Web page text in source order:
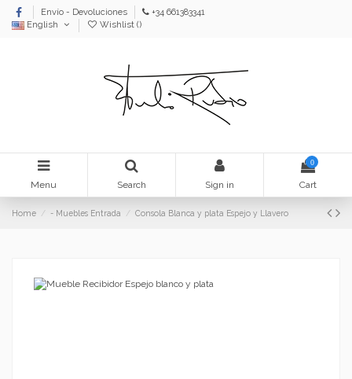
Envío - Devoluciones
+34 661383341
English
Wishlist ()
Menu Search Sign in
0
Cart
Home - Muebles Entrada Consola Blanca y plata Espejo y Llavero